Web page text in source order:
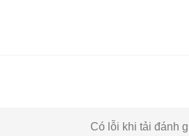
Có lỗi khi tải đánh